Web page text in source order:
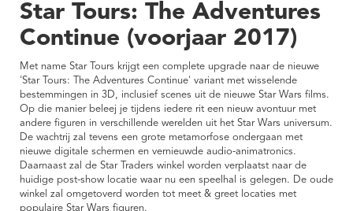
Star Tours: The Adventures
Continue (voorjaar 2017)
Met name Star Tours krijgt een complete upgrade naar de nieuwe
'Star Tours: The Adventures Continue' variant met wisselende
bestemmingen in 3D, inclusief scenes uit de nieuwe Star Wars films.
Op die manier beleej je tijdens iedere rit een nieuw avontuur met
andere figuren in verschillende werelden uit het Star Wars universum.
De wachtrij zal tevens een grote metamorfose ondergaan met
nieuwe digitale schermen en vernieuwde audio-animatronics.
Daarnaast zal de Star Traders winkel worden verplaatst naar de
huidige post-show locatie waar nu een speelhal is gelegen. De oude
winkel zal omgetoverd worden tot meet & greet locaties met
populaire Star Wars figuren.